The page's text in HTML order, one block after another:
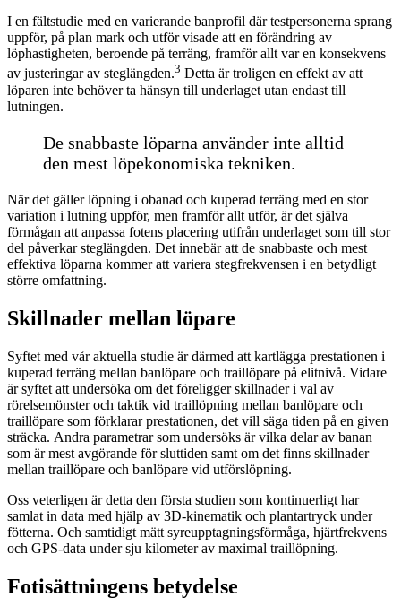
I en fältstudie med en varierande banprofil där testpersonerna sprang
uppför, på plan mark och utför visade att en förändring av
löphastigheten, beroende på terräng, framför allt var en konsekvens
av justeringar av steglängden.3 Detta är troligen en effekt av att
löparen inte behöver ta hänsyn till underlaget utan endast till
lutningen.
De snabbaste löparna använder inte alltid
den mest löpekonomiska tekniken.
När det gäller löpning i obanad och kuperad terräng med en stor
variation i lutning uppför, men framför allt utför, är det själva
förmågan att anpassa fotens placering utifrån underlaget som till stor
del påverkar steglängden. Det innebär att de snabbaste och mest
effektiva löparna kommer att variera stegfrekvensen i en betydligt
större omfattning.
Skillnader mellan löpare
Syftet med vår aktuella studie är därmed att kartlägga prestationen i
kuperad terräng mellan banlöpare och traillöpare på elitnivå. Vidare
är syftet att undersöka om det föreligger skillnader i val av
rörelsemönster och taktik vid traillöpning mellan banlöpare och
traillöpare som förklarar prestationen, det vill säga tiden på en given
sträcka. Andra parametrar som undersöks är vilka delar av banan
som är mest avgörande för sluttiden samt om det finns skillnader
mellan traillöpare och banlöpare vid utförslöpning.
Oss veterligen är detta den första studien som kontinuerligt har
samlat in data med hjälp av 3D-kinematik och plantartryck under
fötterna. Och samtidigt mätt syreupptagningsförmåga, hjärtfrekvens
och GPS-data under sju kilometer av maximal traillöpning.
Fotisättningens betydelse